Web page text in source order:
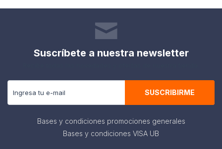
Suscríbete a nuestra newsletter
SUSCRIBIRME
Bases y condiciones promociones generales
Bases y condiciones VISA UB